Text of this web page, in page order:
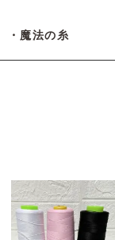
・魔法の糸